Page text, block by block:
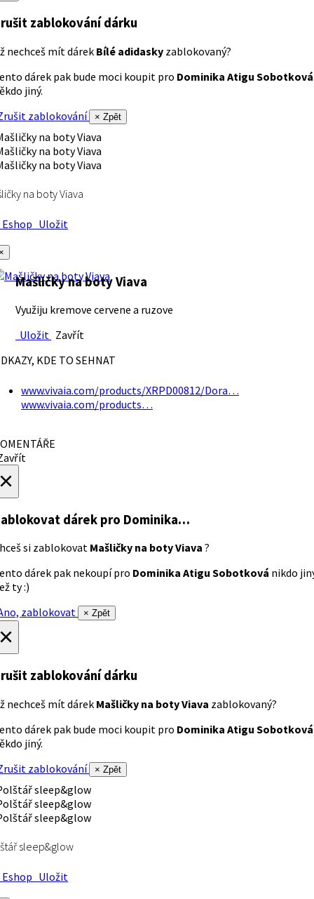
zablokování dárku
nechceš mít dárek Bílé adidasky zablokovaný?
dárek pak bude moci koupit pro Dominika Atigu Sobotková
jiný.
zablokování
× Zpět
na boty Viava
Uložit
Mašličky na boty Viava
Využiju kremove cervene a ruzove
Uložit Zavřít
KDE TO SEHNAT
www.vivaia.com/products/XRPD00812/Dora…
www.vivaia.com/products…
dárek pro Dominika…
si zablokovat Mašličky na boty Viava ?
dárek pak nekoupí pro Dominika Atigu Sobotková nikdo
ty :)
zablokovat
× Zpět
zablokování dárku
nechceš mít dárek Mašličky na boty Viava zablokovaný?
dárek pak bude moci koupit pro Dominika Atigu Sobotková
jiný.
zablokování
× Zpět
sleep&glow
Uložit